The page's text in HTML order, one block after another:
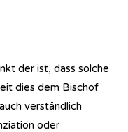
der ist, dass solche
dies dem Bischof
verständlich
oder